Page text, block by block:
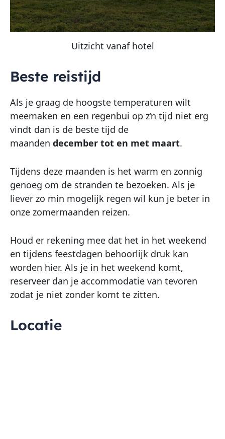
Uitzicht vanaf hotel
Beste reistijd
Als je graag de hoogste temperaturen wilt
meemaken en een regenbui op z’n tijd niet erg
vindt dan is de beste tijd de
maanden december tot en met maart.
Tijdens deze maanden is het warm en zonnig
genoeg om de stranden te bezoeken. Als je
liever zo min mogelijk regen wil kun je beter in
onze zomermaanden reizen.
Houd er rekening mee dat het in het weekend
en tijdens feestdagen behoorlijk druk kan
worden hier. Als je in het weekend komt,
reserveer dan je accommodatie van tevoren
zodat je niet zonder komt te zitten.
Locatie